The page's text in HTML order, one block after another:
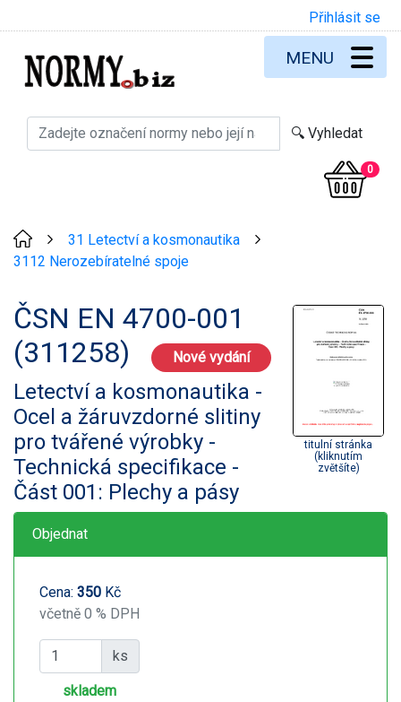
Přihlásit se
0
MENU
31 Letectví a kosmonautika
3112 Nerozebíratelné spoje
ČSN EN 4700-001
(311258)
Nové vydání
Letectví a kosmonautika -
Ocel a žáruvzdorné slitiny
pro tvářené výrobky -
Technická specifikace -
Část 001: Plechy a pásy
titulní stránka
(kliknutím
zvětšíte)
Objednat
Cena: 350 Kč
včetně 0 % DPH
ks
skladem